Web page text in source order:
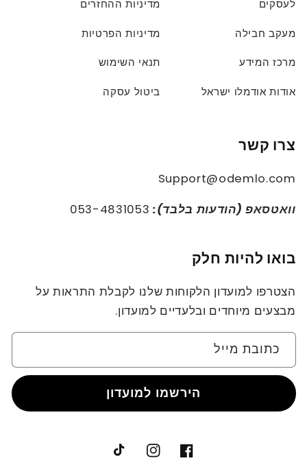
לעסקים
מעקב חבילה
מרכז המידע
אודות אודמלו ישראל
מדיניות ההחזרים
מדיניות הפרטיות
תנאי השימוש
ביטול עסקה
צרו קשר
Support@odemlo.com
וואטסאפ (הודעות בלבד):
בואו להיות חלק
הצטרפו למועדון הלקוחות שלנו לקבלת התראות על
מבצעים מיוחדים ובלעדיים למועדון.
כתובת מייל
הירשמו למועדון
Facebook
Instagram
TikTok